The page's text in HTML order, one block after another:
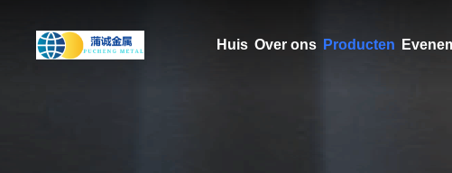
Huis Over ons Producten